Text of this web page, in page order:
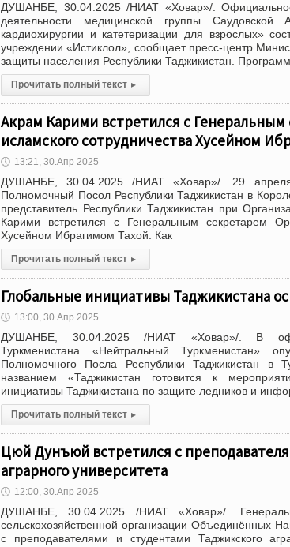
ДУШАНБЕ, 30.04.2025 /НИАТ «Ховар»/.
деятельности медицинской группы
кардиохирургии и катетеризации для взрослых»
учреждении «Истиклол», сообщает пресс-центр
защиты населения Республики Таджикистан.
Прочитать полный текст ▸
Акрам Карими встретился с
исламского сотрудничества Хусейном
🕔 13:21, 30.Апр 2025
ДУШАНБЕ, 30.04.2025 /НИАТ «Ховар»/. 29
Полномочный Посол Республики Таджикистан в
представитель Республики Таджикистан при
Карими встретился с Генеральным секретарем
Хусейном Ибрагимом Тахой. Как
Прочитать полный текст ▸
Глобальные инициативы Таджикистана
🕔 13:00, 30.Апр 2025
ДУШАНБЕ, 30.04.2025 /НИАТ «Ховар»/. В
Туркменистана «Нейтральный Туркменистан»
Полномочного Посла Республики Таджикистан в
названием «Таджикистан готовится к
инициативы Таджикистана по защите ледников и
Прочитать полный текст ▸
Цюй Дунъюй встретился с
аграрного университета
🕔 12:00, 30.Апр 2025
ДУШАНБЕ, 30.04.2025 /НИАТ «Ховар»/.
сельскохозяйственной организации Объединённых
с преподавателями и студентами Таджикского